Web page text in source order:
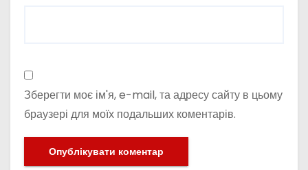
Зберегти моє ім'я, e-mail, та адресу сайту в цьому
браузері для моїх подальших коментарів.